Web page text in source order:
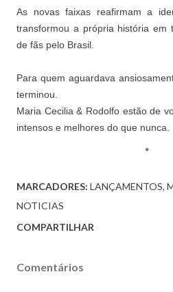
As novas faixas reafirmam a
transformou a própria história em
de fãs pelo Brasil.
Para quem aguardava
terminou.
Maria Cecilia & Rodolfo estão de
intensos e melhores do que nunca.
MARCADORES: LANÇAMENTOS
NOTICIAS
COMPARTILHAR
Comentários